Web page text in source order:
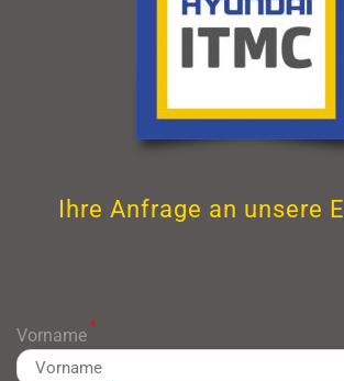
Ihre Anfrage an unsere
Vorname *